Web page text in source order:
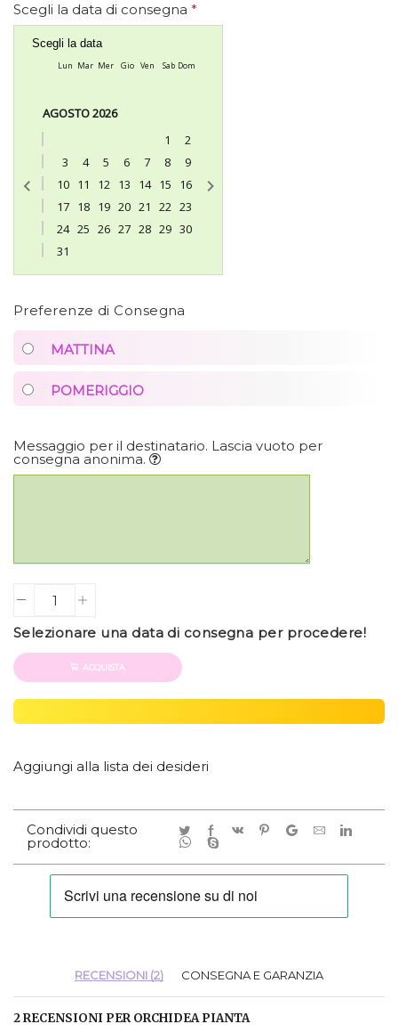
Scegli la data di consegna *
Scegli la data
Lun Mar Mer Gio Ven Sab Dom
AGOSTO 2026
1
2
3
4 5 6 7 8
9
10 11 12 13 14 15
16
17 18 19 20 21 22 23
24 25 26 27 28 29 30
31
Preferenze di Consegna
MATTINA
POMERIGGIO
Messaggio per il destinatario. Lascia vuoto per
consegna anonima.
Quantity
Selezionare una data di consegna per procedere!
ACQUISTA
Aggiungi alla lista dei desideri
Condividi questo
prodotto:
RECENSIONI (2) CONSEGNA E GARANZIA
2 RECENSIONI PERORCHIDEA PIANTA